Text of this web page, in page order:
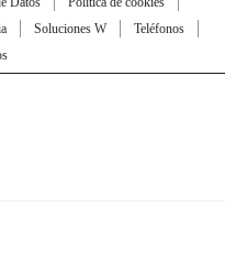
Soluciones W
Teléfonos